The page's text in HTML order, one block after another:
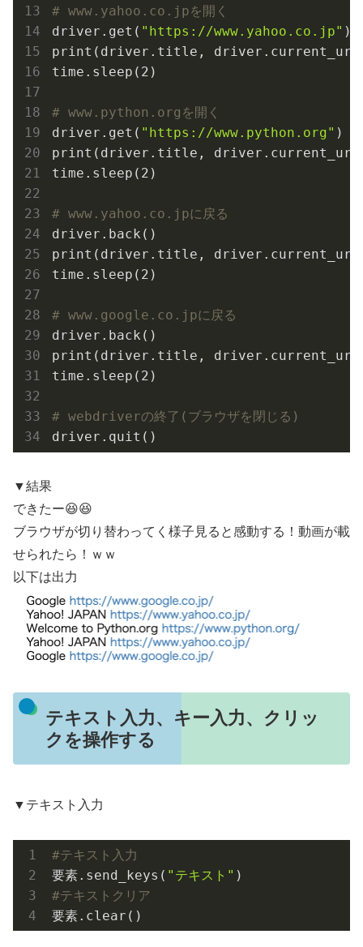
# www.yahoo.co.jpを開く
driver.get( "https://www.yahoo.co.jp" )
print(driver.title,
time.sleep( 2 )
# www.python.orgを開く
driver.get( "https://www.python.org" )
print(driver.title,
time.sleep( 2 )
# www.yahoo.co.jpに戻る
driver.back()
print(driver.title,
time.sleep( 2 )
# www.google.co.jpに戻る
driver.back()
print(driver.title,
time.sleep( 2 )
# webdriverの終了(ブラウザを閉じる)
▼結果
できたー😆😆
ブラウザが切り替わってく様子見ると感動する！動画が載
せられたら！ｗｗ
以下は出力
テキスト入力、キー入力、クリッ
クを操作する
▼テキスト入力
#テキスト入力
要素.send_keys( "テキスト"
#テキストクリア
要素.clear()